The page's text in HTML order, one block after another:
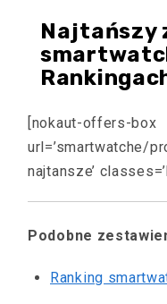
Najtańszy
[nokaut-offers-
najtansze’
Podobne
Ranking